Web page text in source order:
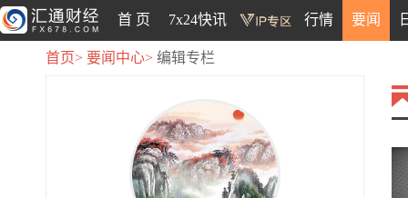
首 页 7x24快讯 行情 要闻
首页> 要闻中心> 编辑专栏